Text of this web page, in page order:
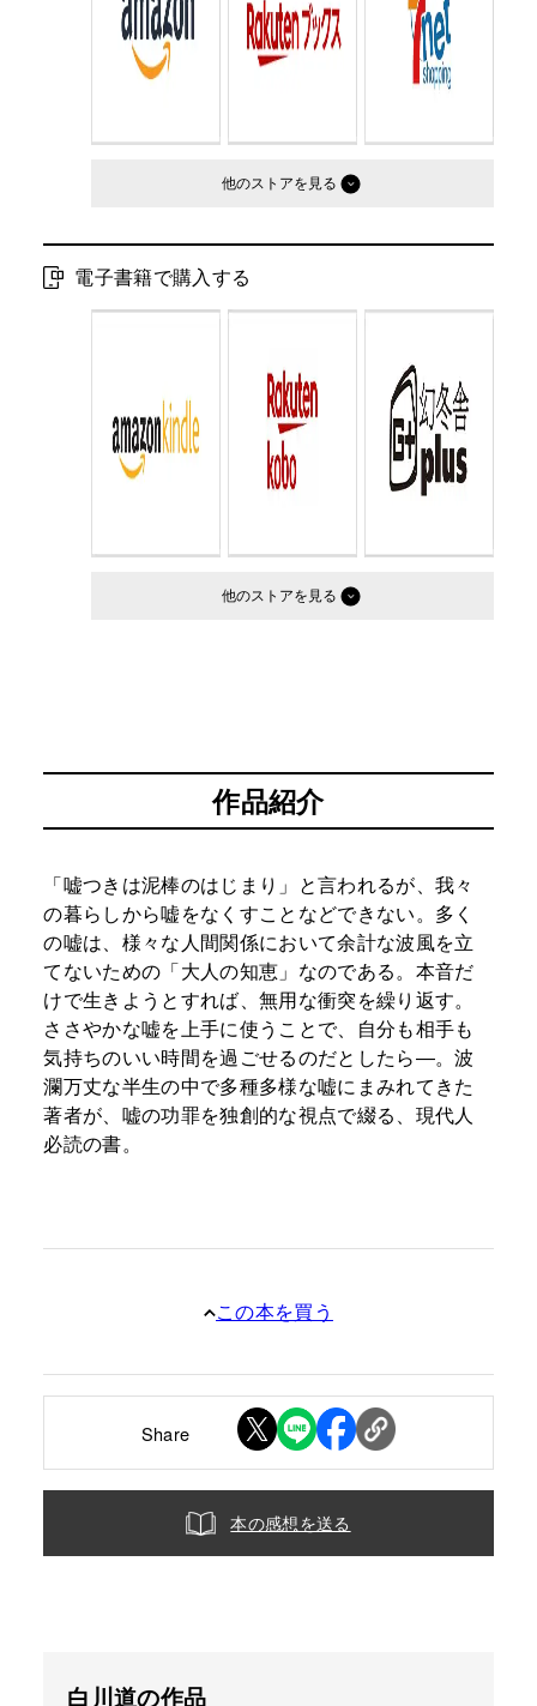
判型： 新書判
他のストア
電子書籍で購入する
他のストア
作品紹介
「嘘つきは泥棒のはじまり」と言われるが、我々
の暮らしから嘘をなくすことなどできない。多く
の嘘は、様々な人間関係において余計な波風を立
てないための「大人の知恵」なのである。本音だ
けで生きようとすれば、無用な衝突を繰り返す。
ささやかな嘘を上手に使うことで、自分も相手も
気持ちのいい時間を過ごせるのだとしたら―。波
瀾万丈な半生の中で多種多様な嘘にまみれてきた
著者が、嘘の功罪を独創的な視点で綴る、現代人
必読の書。
この本を買う
Share
本の感想を送る
白川道の作品